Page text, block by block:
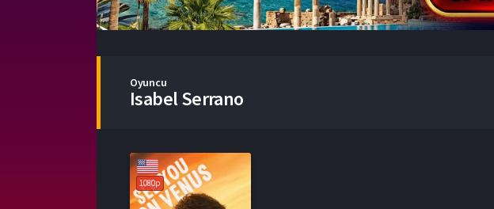
Oyuncu
Isabel Serrano
1080p